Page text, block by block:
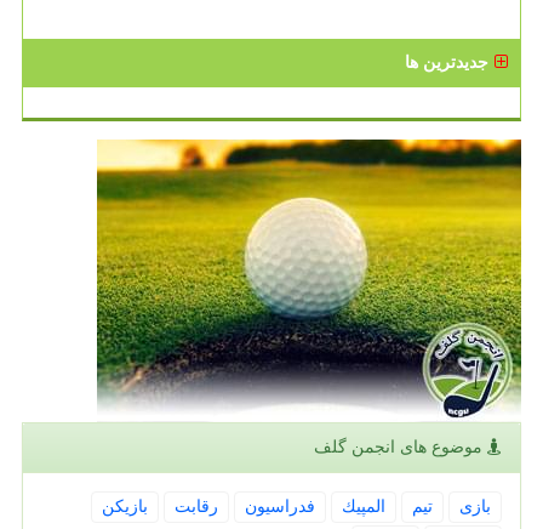
جدیدترین ها
موضوع های انجمن گلف
بازی تیم المپیك فدراسیون رقابت
بازیكن